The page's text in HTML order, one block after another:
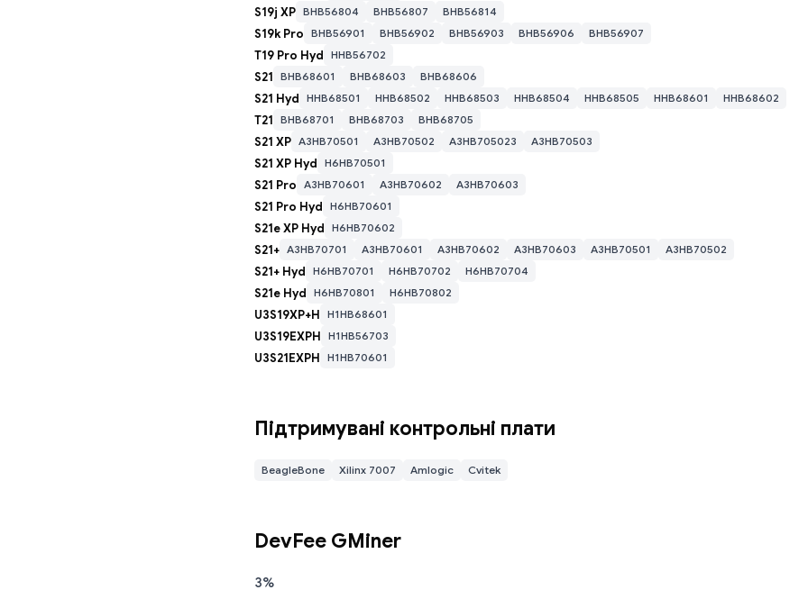
S19j XP BHB56804 BHB56807 BHB56814
S19k Pro BHB56901 BHB56902 BHB56903 BHB56906 BHB56907
T19 Pro Hyd HHB56702
S21 BHB68601 BHB68603 BHB68606
S21 Hyd HHB68501 HHB68502 HHB68503 HHB68504 HHB68505 HHB68601 HHB68602
T21 BHB68701 BHB68703 BHB68705
S21 XP A3HB70501 A3HB70502 A3HB705023 A3HB70503
S21 XP Hyd H6HB70501
S21 Pro A3HB70601 A3HB70602 A3HB70603
S21 Pro Hyd H6HB70601
S21e XP Hyd H6HB70602
S21+ A3HB70701 A3HB70601 A3HB70602 A3HB70603 A3HB70501 A3HB70502
S21+ Hyd H6HB70701 H6HB70702 H6HB70704
S21e Hyd H6HB70801 H6HB70802
U3S19XP+H H1HB68601
U3S19EXPH H1HB56703
U3S21EXPH H1HB70601
Підтримувані контрольні плати
BeagleBone Xilinx 7007 Amlogic Cvitek
DevFee GMiner
3%